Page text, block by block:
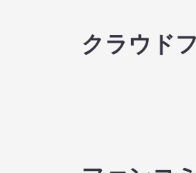
クラウド